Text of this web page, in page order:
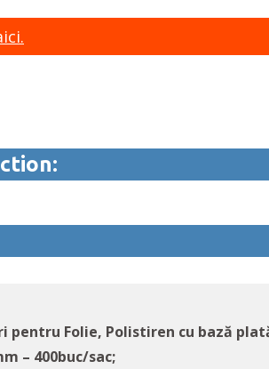
pentru Folie, Polistiren cu bază
– 400buc/sac;